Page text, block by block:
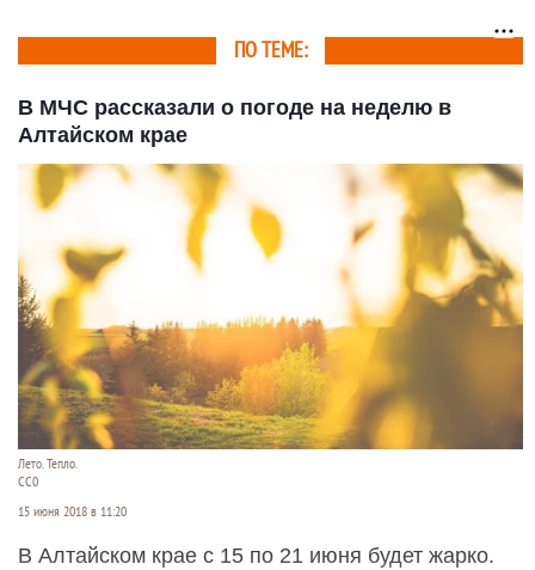
ПО ТЕМЕ:
В МЧС рассказали о погоде на неделю в
Алтайском крае
Лето. Тепло.
СС0
15 июня 2018 в 11:20
В Алтайском крае с 15 по 21 июня будет жарко.